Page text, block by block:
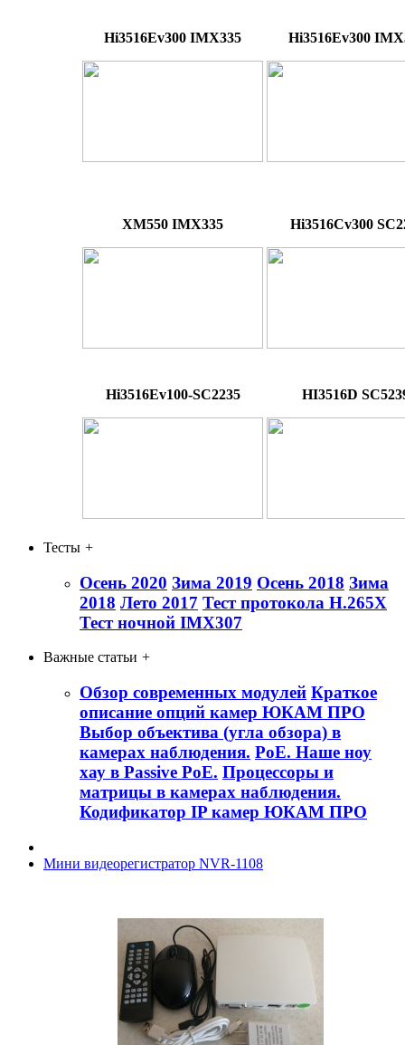
Hi3516Ev300 IMX335 Hi3516Ev300
XM550 IMX335 Hi3516Cv300
Hi3516Ev100-SC2235 HI3516D
Тесты +
Осень 2020 Зима 2019 Осень 2018 Зима
2018 Лето 2017 Тест протокола H.265X
Тест ночной IMX307
Важные статьи +
Обзор современных модулей Краткое
описание опций камер ЮКАМ ПРО
Выбор объектива (угла обзора) в
камерах наблюдения. PoE. Наше ноу
хау в Passive PoE. Процессоры и
матрицы в камерах наблюдения.
Кодификатор IP камер ЮКАМ ПРО
Мини видеорегистратор NVR-1108